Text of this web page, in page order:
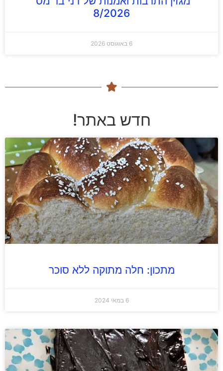
8/2026
6 באוגוסט 2026
חדש באתר!
מתכון: חלה מתוקה ללא סוכר
6 במאי 2024